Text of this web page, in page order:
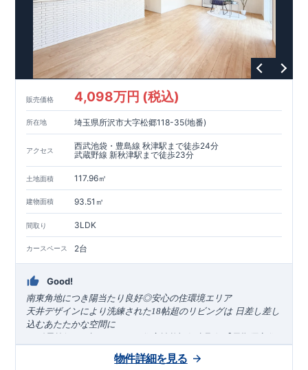
販売価格 4,098万円 (税込)
所在地 埼玉県所沢市大字松郷118-35(地番)
アクセス
西武池袋・豊島線 秋津駅まで徒歩24分
武蔵野線 新秋津駅まで徒歩23分
土地面積 117.96㎡
建物面積 93.51㎡
間取り 3LDK
カースペース 2台
Good!
南東角地につき陽当たり良好◎安心の住環境エリア
天井デザインにより洗練された18帖超のリビングは​ 日差し差し
込むあたたかな空間に
長期優良住宅認定物件で不動産取得税軽減、住宅ローン控除
物件詳細を見る